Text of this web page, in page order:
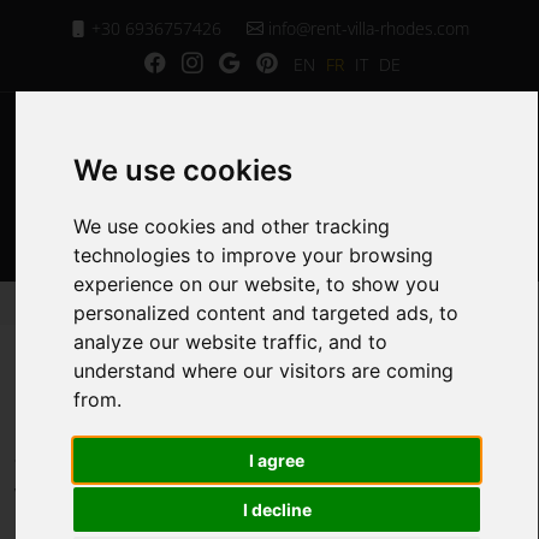
+30 6936757426
info@rent-villa-rhodes.com
EN FR IT DE
MENU
Page d'Accueil Contactez Nous
Contactez Nous
Vous pouvez nous contacter directement de la
manière que vous souhaitez. Nous sommes à
We use cookies
We use cookies and other tracking
technologies to improve your browsing
experience on our website, to show you
personalized content and targeted ads, to
analyze our website traffic, and to
understand where our visitors are coming
from.
I agree
I decline